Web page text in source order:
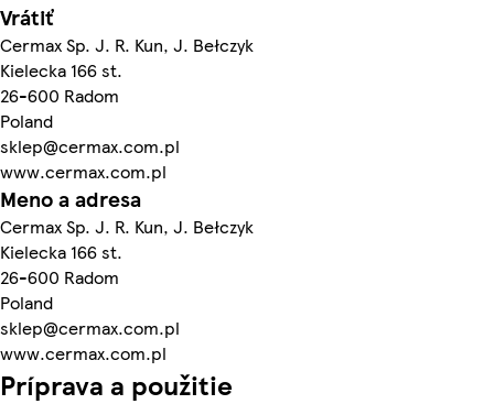
Vrátiť
Cermax Sp. J. R. Kun, J. Bełczyk
Kielecka 166 st.
26-600 Radom
Poland
sklep@cermax.com.pl
www.cermax.com.pl
Meno a adresa
Cermax Sp. J. R. Kun, J. Bełczyk
Kielecka 166 st.
26-600 Radom
Poland
sklep@cermax.com.pl
www.cermax.com.pl
Príprava a použitie